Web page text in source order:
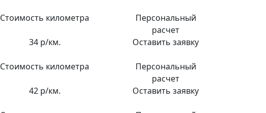
Стоимость километра
Персональный
расчет
34 р/км.
Оставить заявку
Стоимость километра
Персональный
расчет
42 р/км.
Оставить заявку